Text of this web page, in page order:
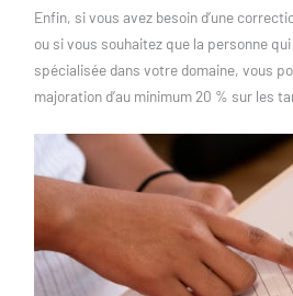
Enfin, si vous avez besoin d’une
ou si vous souhaitez que la personne
spécialisée dans votre domaine, vous
majoration d’au minimum 20 % sur les